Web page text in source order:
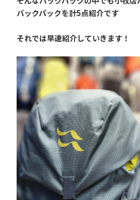
バックパックを計5点紹介です
それでは早速紹介していきます！